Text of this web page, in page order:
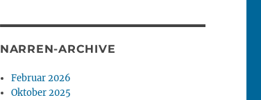
NARREN-ARCHIVE
Februar 2026
Oktober 2025